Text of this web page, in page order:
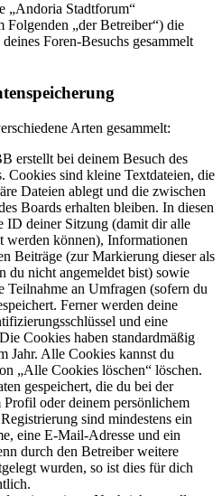
„Andoria Stadtforum“
„der Betreiber“) die
Foren-Besuchs gesammelt
Arten gesammelt:
erstellt bei deinem Besuch des
Cookies sind kleine Textdateien, die
Dateien ablegt und die zwischen
Boards erhalten bleiben. In diesen
ID deiner Sitzung (damit dir alle
werden können), Informationen
Beiträge (zur Markierung dieser als
du nicht angemeldet bist) sowie
Teilnahme an Umfragen (sofern du
Ferner werden deine
und eine
Cookies haben standardmäßig
Jahr. Alle Cookies kannst du
„Alle Cookies löschen“ löschen.
gespeichert, die du bei der
oder deinem persönlichem
sind mindestens ein
eine E-Mail-Adresse und ein
durch den Betreiber weitere
wurden, so ist dies für dich